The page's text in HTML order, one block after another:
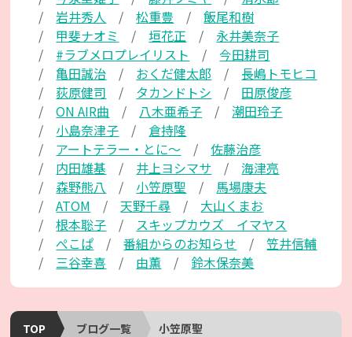
岩井秀人
松重豊
飯尾和樹
甲斐ナオミ
垣花正
永井美奈子
#ラブメロプレイリスト
今田耕司
亀田誠治
おくだ健太郎
長嶋トモヒコ
荻原健司
タカンドトシ
田原俊彦
ON AIR曲
八木亜希子
潮田玲子
小島奈津子
倉持隆
アートテラー・とに～
佐藤治彦
内田雄基
井上ヨシマサ
海津亮
森野熊八
小笠原聖
馬場康夫
ATOM
天野千尋
大山くまお
根本聡子
スキップカウズ イマヤス
ぺこぱ
番組からのお知らせ
笠井信輔
三谷幸喜
由薫 鈴木保奈美
TOP ブログ一覧 小笠原聖